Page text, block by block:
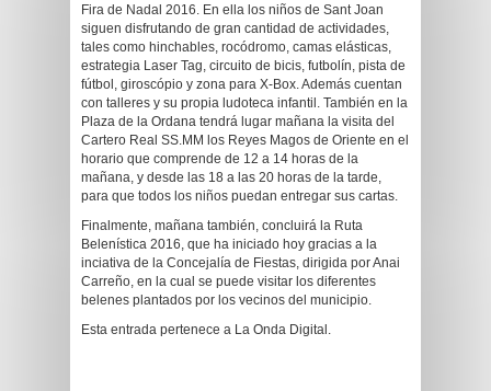
Fira de Nadal 2016. En ella los niños de Sant Joan
siguen disfrutando de gran cantidad de actividades,
tales como hinchables, rocódromo, camas elásticas,
estrategia Laser Tag, circuito de bicis, futbolín, pista de
fútbol, giroscópio y zona para X-Box. Además cuentan
con talleres y su propia ludoteca infantil. También en la
Plaza de la Ordana tendrá lugar mañana la visita del
Cartero Real SS.MM los Reyes Magos de Oriente en el
horario que comprende de 12 a 14 horas de la
mañana, y desde las 18 a las 20 horas de la tarde,
para que todos los niños puedan entregar sus cartas.
Finalmente, mañana también, concluirá la Ruta
Belenística 2016, que ha iniciado hoy gracias a la
inciativa de la Concejalía de Fiestas, dirigida por Anai
Carreño, en la cual se puede visitar los diferentes
belenes plantados por los vecinos del municipio.
Esta entrada pertenece a La Onda Digital.